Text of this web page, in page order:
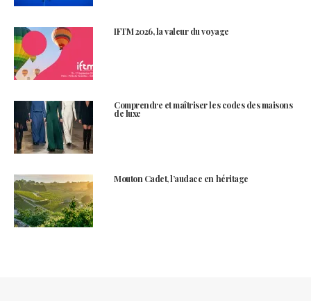
IFTM 2026, la valeur du voyage
Comprendre et maîtriser les codes des maisons
de luxe
Mouton Cadet, l’audace en héritage